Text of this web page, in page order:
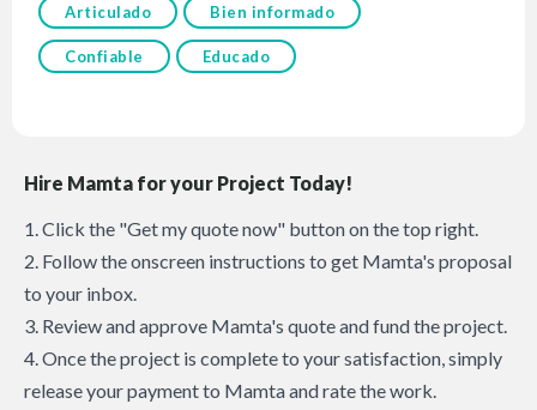
Articulado Bien informado
Confiable Educado
Hire Mamta for your Project Today!
1. Click the "Get my quote now" button on the top right.
2. Follow the onscreen instructions to get Mamta's proposal
to your inbox.
3. Review and approve Mamta's quote and fund the project.
4. Once the project is complete to your satisfaction, simply
release your payment to Mamta and rate the work.